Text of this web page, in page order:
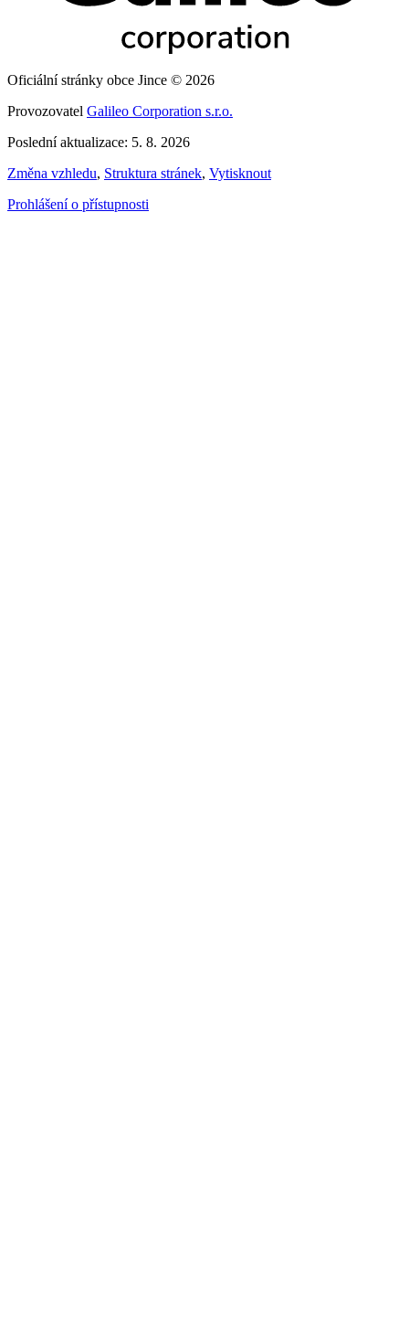
Oficiální stránky obce Jince © 2026
Provozovatel Galileo Corporation s.r.o.
Poslední aktualizace: 5. 8. 2026
Změna vzhledu, Struktura stránek, Vytisknout
Prohlášení o přístupnosti